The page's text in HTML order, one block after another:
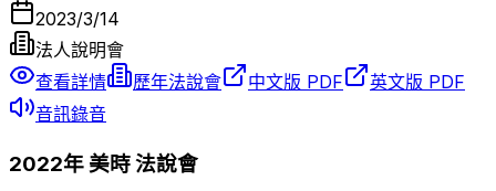
2023/3/14
法人說明會
查看詳情
歷年法說會 中文版 PDF
英文版 PDF
音訊錄音
2022年美時法說會